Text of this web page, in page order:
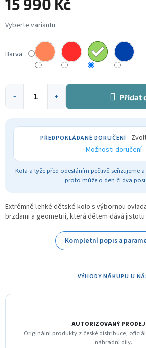
15 990 Kč
Měrná
cena:
Barva
+
− Přidat
Možnosti doručení
Kola a lyže před odesláním pečlivě seřizujeme
proto může o den či dva
Extrémně lehké dětské kolo s výbornou
brzdami a geometrií, která dětem dává
Kompletní popis a
VÝHODY NÁKUPU U
AUTORIZOVANÝ
Originální produkty z české distribuce,
náhradní díly.